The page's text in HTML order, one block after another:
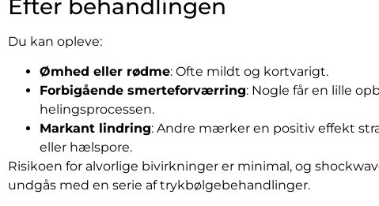
Efter behandlingen
Du kan opleve:
Ømhed eller rødme: Ofte mildt og kortvarigt.
Forbigående smerteforværring: Nogle får en lille
helingsprocessen.
Markant lindring: Andre mærker en positiv effekt
eller hælspore.
Risikoen for alvorlige bivirkninger er minimal, og
undgås med en serie af trykbølgebehandlinger.